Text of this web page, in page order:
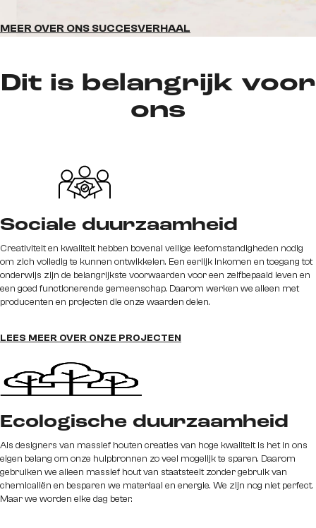
MEER OVER ONS SUCCESVERHAAL
Dit is belangrijk voor
ons
Sociale duurzaamheid
Creativiteit en kwaliteit hebben bovenal veilige leefomstandigheden nodig
om zich volledig te kunnen ontwikkelen. Een eerlijk inkomen en toegang tot
onderwijs zijn de belangrijkste voorwaarden voor een zelfbepaald leven en
een goed functionerende gemeenschap. Daarom werken we alleen met
producenten en projecten die onze waarden delen.
LEES MEER OVER ONZE PROJECTEN
Ecologische duurzaamheid
Als designers van massief houten creaties van hoge kwaliteit is het in ons
eigen belang om onze hulpbronnen zo veel mogelijk te sparen. Daarom
gebruiken we alleen massief hout van staatsteelt zonder gebruik van
chemicaliën en besparen we materiaal en energie. We zijn nog niet perfect.
Maar we worden elke dag beter.